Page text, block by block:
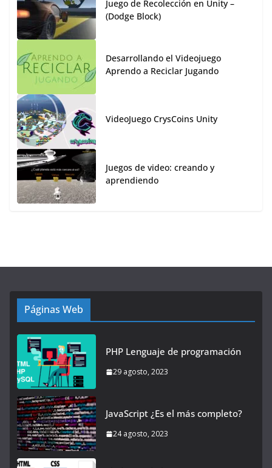
Juego de Recolección en Unity –
(Dodge Block)
Desarrollando el Videojuego
Aprendo a Reciclar Jugando
VideoJuego CrysCoins Unity
Juegos de video: creando y
aprendiendo
Páginas Web
PHP Lenguaje de programación
29 agosto, 2023
JavaScript ¿Es el más completo?
24 agosto, 2023